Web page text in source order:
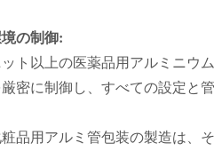
の制御:
ット以上の医薬品用アルミニウ
密に制御し、すべての設定と
品用アルミ管包装の製造は、